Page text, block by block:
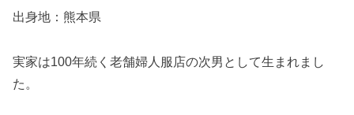
出身地：熊本県
実家は100年続く老舗婦人服店の次男として生まれまし
た。